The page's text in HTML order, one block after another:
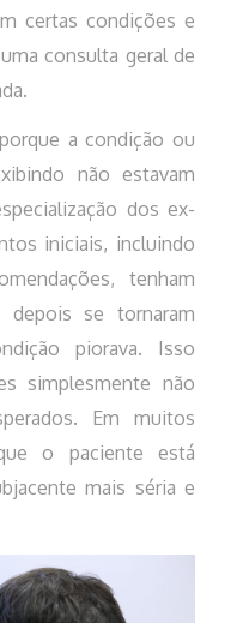
certas condições e
consulta geral de
a condição ou
não estavam
dos ex-
iniciais, incluindo
tenham
se tornaram
piorava. Isso
simplesmente não
Em muitos
o paciente está
mais séria e